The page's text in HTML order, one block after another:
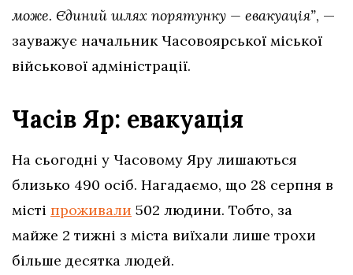
може. Єдиний шлях порятунку — евакуація”, —
зауважує начальник Часовоярської міської
військової адміністрації.
Часів Яр: евакуація
На сьогодні у Часовому Яру лишаються
близько 490 осіб. Нагадаємо, що 28 серпня в
місті проживали 502 людини. Тобто, за
майже 2 тижні з міста виїхали лише трохи
більше десятка людей.